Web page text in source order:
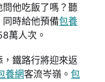
問他吃飯了嗎？聽
時給他預備包養
萬人次。
鐵路行將迎來返
養網客流岑嶺。 包